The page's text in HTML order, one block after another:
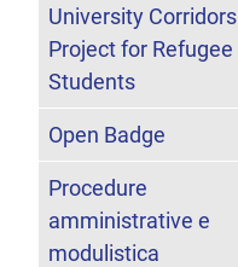
University Corridors
Project for Refugee
Students
Open Badge
Procedure
amministrative e
modulistica